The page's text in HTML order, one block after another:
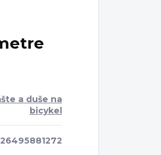
a duše na
bicykel